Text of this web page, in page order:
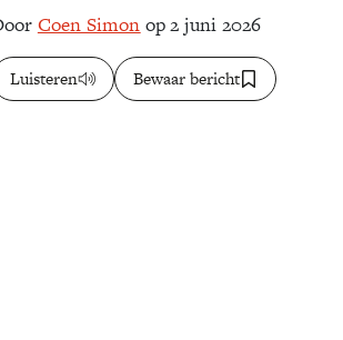
Coen Simon op 2 juni 2026
Luisteren Bewaar bericht